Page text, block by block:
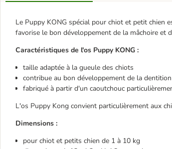
Le Puppy KONG spécial pour chiot et petit chien
favorise le bon développement de la mâchoire et
Caractéristiques de l'os Puppy KONG :
taille adaptée à la gueule des chiots
contribue au bon développement de la
fabriqué à partir d'un caoutchouc
L'os Puppy Kong convient particulièrement aux
Dimensions :
pour chiot et petits chien de 1 à 10 kg